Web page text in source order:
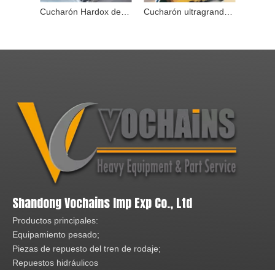
Cucharón Hardox de 12cbm para excavadora Komatsu PC2000 PC2000-8 PC2000-11 Cucharón de minería Cucharón ultragrande con acero Hardox de 12 cbm para excavadora Komatsu PC2000
Shandong Vochains Imp Exp Co., Ltd
Productos principales:
Equipamiento pesado;
Piezas de repuesto del tren de rodaje;
Repuestos hidráulicos